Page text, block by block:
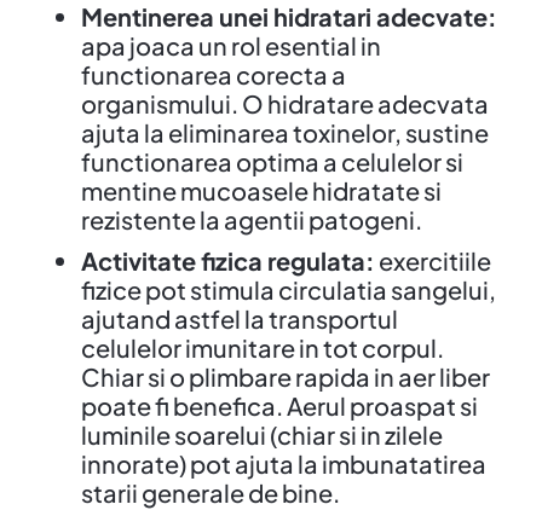
Mentinerea unei hidratari adecvate:
apa joaca un rol esential in
functionarea corecta a
organismului. O hidratare adecvata
ajuta la eliminarea toxinelor, sustine
functionarea optima a celulelor si
mentine mucoasele hidratate si
rezistente la agentii patogeni.
Activitate fizica regulata: exercitiile
fizice pot stimula circulatia sangelui,
ajutand astfel la transportul
celulelor imunitare in tot corpul.
Chiar si o plimbare rapida in aer liber
poate fi benefica. Aerul proaspat si
luminile soarelui (chiar si in zilele
innorate) pot ajuta la imbunatatirea
starii generale de bine.